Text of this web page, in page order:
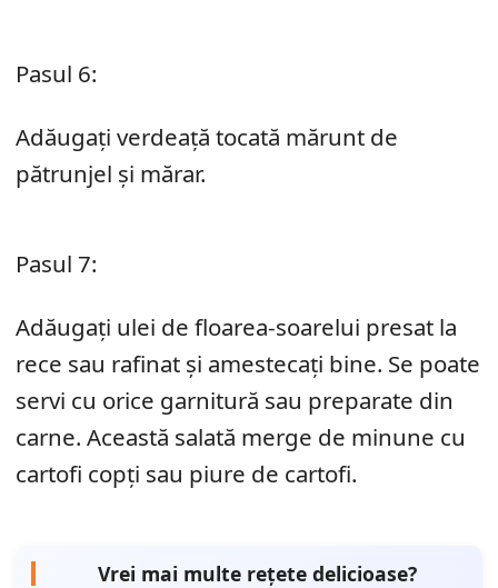
Pasul 6:
Adăugați verdeață tocată mărunt de
pătrunjel și mărar.
Pasul 7:
Adăugați ulei de floarea-soarelui presat la
rece sau rafinat și amestecați bine. Se poate
servi cu orice garnitură sau preparate din
carne. Această salată merge de minune cu
cartofi copți sau piure de cartofi.
Vrei mai multe rețete delicioase?